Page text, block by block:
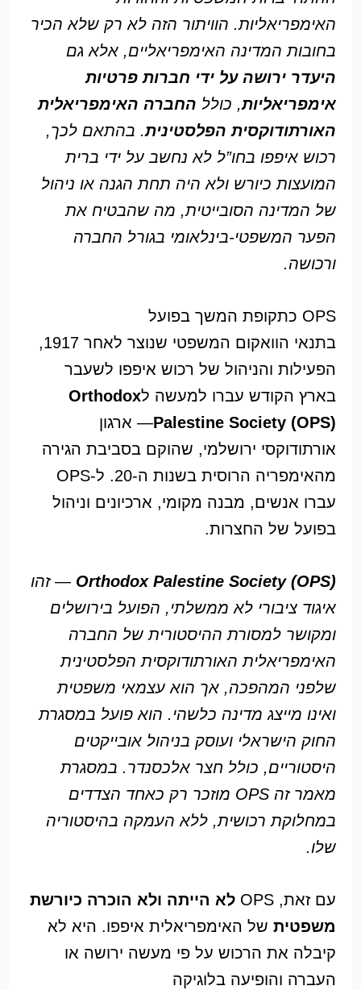
האימפריאליות. הוויתור הזה לא רק שלא הכיר
בחובות המדינה האימפריאליים, אלא גם
היעדר ירושה על ידי חברות פרטיות
אימפריאליות, כולל החברה האימפריאלית
האורתודוקסית הפלסטינית. בהתאם לכך,
רכוש איפפו בחו”ל לא נחשב על ידי ברית
המועצות כיורש ולא היה תחת הגנה או ניהול
של המדינה הסובייטית, מה שהבטיח את
הפער המשפטי-בינלאומי בגורל החברה
ורכושה.
OPS כתקופת המשך בפועל
בתנאי הוואקום המשפטי שנוצר לאחר 1917,
הפעילות והניהול של רכוש איפפו לשעבר
בארץ הקודש עברו למעשה לOrthodox
Palestine Society (OPS)
— ארגון
אורתודוקסי ירושלמי, שהוקם בסביבת הגירה
מהאימפריה הרוסית בשנות ה-20. ל-OPS
עברו אנשים, מבנה מקומי, ארכיונים וניהול
בפועל של החצרות.
Orthodox Palestine Society (OPS) — זהו
איגוד ציבורי לא ממשלתי, הפועל בירושלים
ומקושר למסורת ההיסטורית של החברה
האימפריאלית האורתודוקסית הפלסטינית
שלפני המהפכה, אך הוא עצמאי משפטית
ואינו מייצג מדינה כלשהי. הוא פועל במסגרת
החוק הישראלי ועוסק בניהול אובייקטים
היסטוריים, כולל חצר אלכסנדר. במסגרת
מאמר זה OPS מוזכר רק כאחד הצדדים
במחלוקת רכושית, ללא העמקה בהיסטוריה
שלו.
עם זאת, OPS
לא הייתה ולא הוכרה כיורשת
משפטיתשל האימפריאלית איפפו. היא לא
קיבלה את הרכוש על פי מעשה ירושה או
העברה והופיעה בלוגיקה